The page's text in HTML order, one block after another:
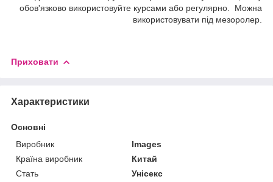
обов'язково використовуйте курсами або регулярно. Можна
використовувати під мезоролер.
Приховати
Характеристики
Основні
Виробник
Images
Країна виробник
Китай
Стать
Унісекс